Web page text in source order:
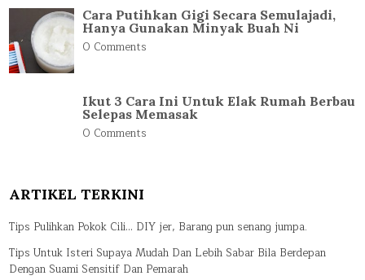
Cara Putihkan Gigi Secara Semulajadi,
Hanya Gunakan Minyak Buah Ni
0 Comments
Ikut 3 Cara Ini Untuk Elak Rumah Berbau
Selepas Memasak
0 Comments
ARTIKEL TERKINI
Tips Pulihkan Pokok Cili… DIY jer, Barang pun senang jumpa.
Tips Untuk Isteri Supaya Mudah Dan Lebih Sabar Bila Berdepan
Dengan Suami Sensitif Dan Pemarah